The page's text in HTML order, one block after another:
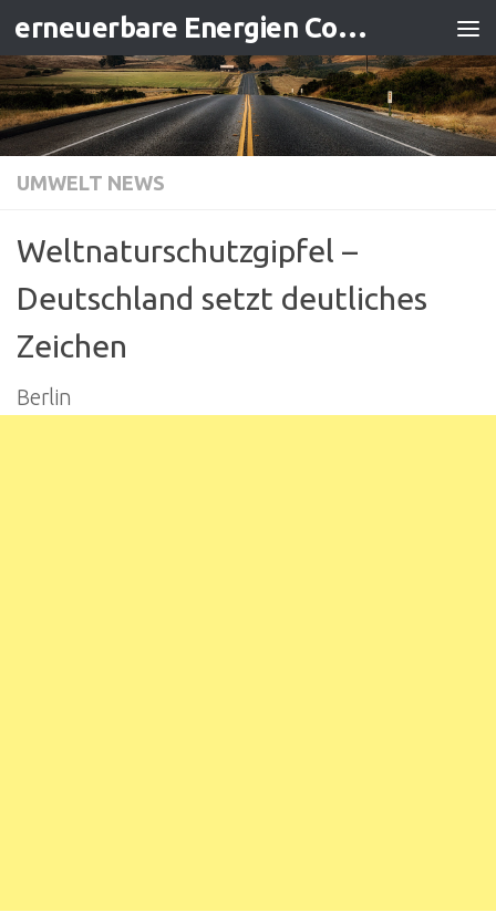
Zum Inhalt springen erneuerbare Energien Contracting
UMWELT NEWS
Weltnaturschutzgipfel –
Deutschland setzt deutliches
Zeichen
Berlin